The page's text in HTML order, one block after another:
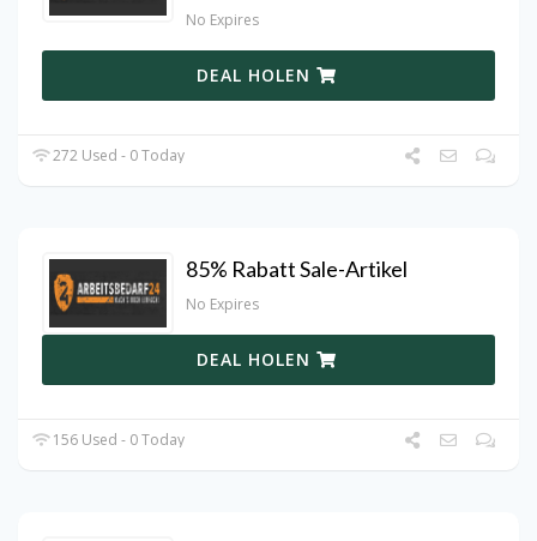
No Expires
DEAL HOLEN
272 Used - 0 Today
85% Rabatt Sale-Artikel
No Expires
DEAL HOLEN
156 Used - 0 Today